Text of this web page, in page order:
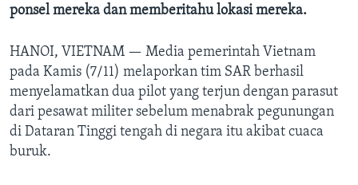
ponsel mereka dan memberitahu lokasi mereka.
HANOI, VIETNAM — Media pemerintah Vietnam
pada Kamis (7/11) melaporkan tim SAR berhasil
menyelamatkan dua pilot yang terjun dengan parasut
dari pesawat militer sebelum menabrak pegunungan
di Dataran Tinggi tengah di negara itu akibat cuaca
buruk.